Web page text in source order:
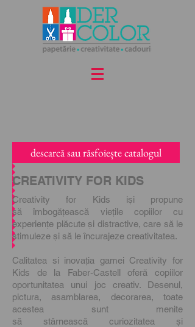
descarcă sau răsfoiește catalogul
CREATIVITY FOR KIDS
Creativity for Kids iși propune
să îmbogățească viețile copiilor cu
experiențe plăcute și distractive, care să le
stimuleze și să le încurajeze creativitatea.
Calitatea si inovația gamei Creativity for
Kids de la Faber-Castell oferă copiilor
oportunitatea unui joc creativ. Desenul,
pictura, asamblarea, decorarea, toate
acestea sunt menite
să stârnească curiozitatea și